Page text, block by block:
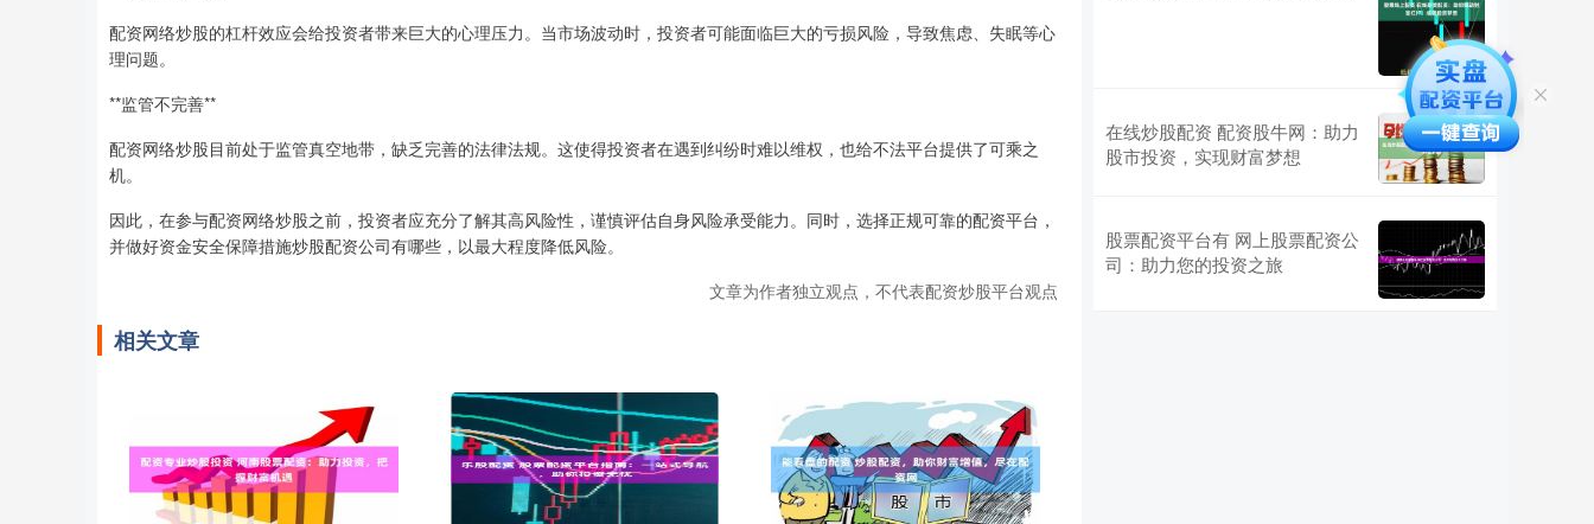
配资网络炒股的杠杆效应会给投资者带来巨大的心理压力。当市场波动时，投资者可能面临巨大的亏损风险，导致焦虑、失眠等心
理问题。
**监管不完善**
配资网络炒股目前处于监管真空地带，缺乏完善的法律法规。这使得投资者在遇到纠纷时难以维权，也给不法平台提供了可乘之
机。
因此，在参与配资网络炒股之前，投资者应充分了解其高风险性，谨慎评估自身风险承受能力。同时，选择正规可靠的配资平台，
并做好资金安全保障措施炒股配资公司有哪些，以最大程度降低风险。
文章为作者独立观点，不代表配资炒股平台观点
相关文章
在线炒股配资 配资股牛网：助力
股市投资，实现财富梦想
股票配资平台有 网上股票配资公
司：助力您的投资之旅